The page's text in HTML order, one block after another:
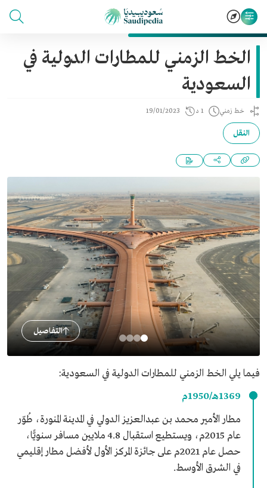
الخط الزمني للمطارات الدولية في
السعودية
خط زمني 1 د 19/01/2023
النقل
التفاصيل
فيما يلي الخط الزمني للمطارات الدولية في السعودية:
1369هـ/1950م
مطار الأمير محمد بن عبدالعزيز الدولي في المدينة المنورة، طُوّر
عام 2015م، ويستطيع استقبال 4.8 ملايين مسافر سنويًّا،
حصل عام 2021م على جائزة المركز الأول لأفضل مطار إقليمي
في الشرق الأوسط.